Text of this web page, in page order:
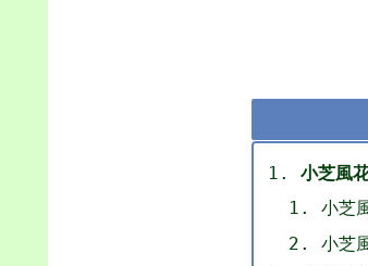
小芝風
小芝
小芝